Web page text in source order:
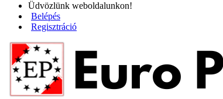
Üdvözlünk weboldalunkon!
Belépés
Regisztráció